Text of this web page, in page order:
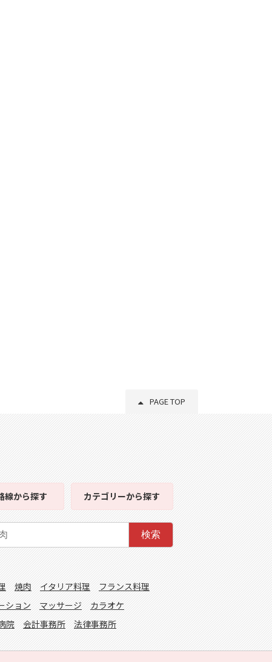
PAGE TOP
線から探す カテゴリーから探す
検索
焼肉 イタリア料理
フランス料理
ション マッサージ
カラオケ
院 会計事務所 法律事務所